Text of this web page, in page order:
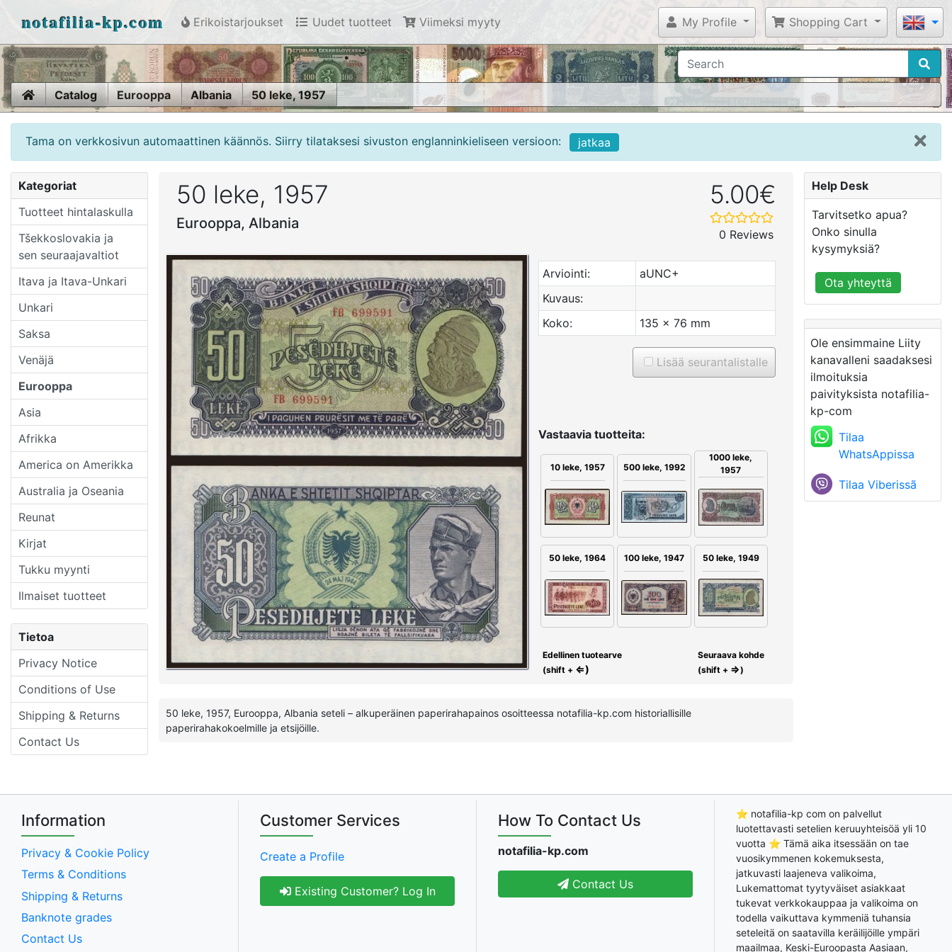
notafilia-kp.com Erikoistarjoukset Uudet tuotteet Viimeksi myyty My Profile Shopping Cart
HomeCatalog Eurooppa Albania 50 leke, 1957
Tama on verkkosivun automaattinen käännös. Siirry tilataksesi sivuston englanninkieliseen versioon: jatkaa
Kategoriat
Tuotteet hintalaskulla
Tšekkoslovakia ja
sen seuraajavaltiot
Itava ja Itava-Unkari
Unkari
Saksa
Venäjä
Eurooppa
Asia
Afrikka
America on Amerikka
Australia ja Oseania
Reunat
Kirjat
Tukku myynti
Ilmaiset tuotteet
Tietoa
Privacy Notice
Conditions of Use
Shipping & Returns
Contact Us
50 leke, 1957
Eurooppa, Albania
5.00€
0 Reviews
Arviointi:
aUNC+
Kuvaus:
Koko:
135 x 76 mm
Lisää seurantalistalle
Vastaavia tuotteita:
10 leke, 1957 500 leke, 1992
1000 leke,
1957
50 leke, 1964 100 leke, 1947 50 leke, 1949
Edellinen tuotearve
(shift + ⇐)
Seuraava kohde
(shift + ⇒)
50 leke, 1957, Eurooppa, Albania seteli – alkuperäinen paperirahapainos osoitteessa notafilia-kp.com historiallisille
paperirahakokoelmille ja etsijöille.
Help Desk
Tarvitsetko apua?
Onko sinulla
kysymyksiä?
Ota yhteyttä
Ole ensimmaine Liity
kanavalleni saadaksesi
ilmoituksia
paivityksista notafilia-
kp-com
Tilaa
WhatsAppissa
Tilaa Viberissã
Information
Privacy & Cookie Policy
Terms & Conditions
Shipping & Returns
Banknote grades
Contact Us
Customer Services
Create a Profile
Existing Customer? Log In
How To Contact Us
notafilia-kp.com
Contact Us
⭐ notafilia-kp com on palvellut
luotettavasti setelien keruuyhteisöä yli 10
vuotta ⭐ Tämä aika itsessään on tae
vuosikymmenen kokemuksesta,
jatkuvasti laajeneva valikoima,
Lukemattomat tyytyväiset asiakkaat
tukevat verkkokauppaa ja valikoima on
todella vaikuttava kymmeniä tuhansia
seteleitä on saatavilla keräilijöille ympäri
maailmaa, Keski-Euroopasta Aasiaan,